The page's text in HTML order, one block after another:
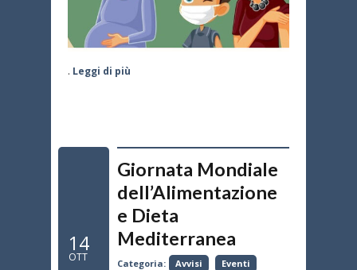
. Leggi di più
14
OTT
Giornata Mondiale
dell’Alimentazione
e Dieta
Mediterranea
Categoria: Avvisi Eventi